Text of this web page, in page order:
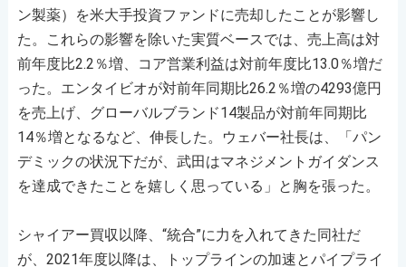
ン製薬）を米大手投資ファンドに売却したことが影響し
た。これらの影響を除いた実質ベースでは、売上高は対
前年度比2.2％増、コア営業利益は対前年度比13.0％増だ
った。エンタイビオが対前年同期比26.2％増の4293億円
を売上げ、グローバルブランド14製品が対前年同期比
14％増となるなど、伸長した。ウェバー社長は、「パン
デミックの状況下だが、武田はマネジメントガイダンス
を達成できたことを嬉しく思っている」と胸を張った。
シャイアー買収以降、“統合”に力を入れてきた同社だ
が、2021年度以降は、トップラインの加速とパイプライ